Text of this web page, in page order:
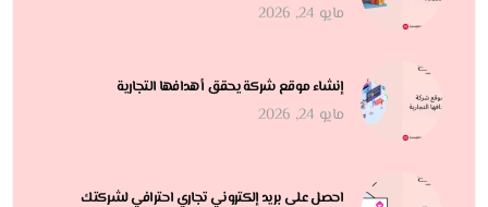
مايو 24, 2026
إنشاء موقع شركة يحقق أهدافها التجارية
مايو 24, 2026
احصل على بريد إلكتروني تجاري احترافي لشركتك